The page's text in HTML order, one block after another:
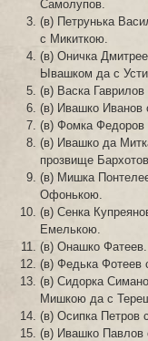
Самолупов.
(в) Петрунька
с Микиткою.
(в) Оничка
Ывашком да с
(в) Васка
(в) Ивашко Иванов
(в) Фомка Федоров
(в) Ивашко да
прозвище
(в) Мишка
Офонькою.
(в) Сенка
Емелькою.
(в) Онашко Фатеев.
(в) Федька Фотеев
(в) Сидорка
Мишкою да с
(в) Осипка Петров
(в) Ивашко Павлов